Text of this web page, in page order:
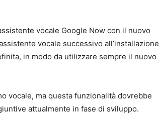
vocale Google Now con il nuovo
vocale successivo all’installazione
in modo da utilizzare sempre il nuovo
vocale, ma questa funzionalità dovrebbe
attualmente in fase di sviluppo.